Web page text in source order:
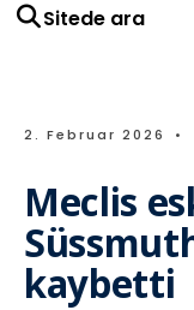
Sitede ara
2. Februar 2026 •
Meclis
kaybetti